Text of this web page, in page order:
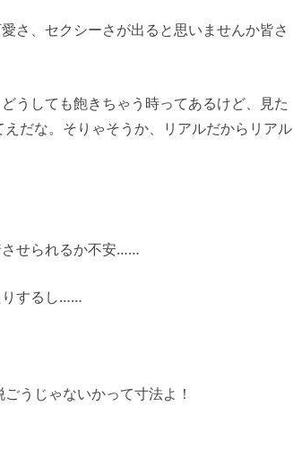
さ、セクシーさが出ると思いませんか皆さ
うしても飽きちゃう時ってあるけど、見た
だな。そりゃそうか、リアルだからリアル
させられるか不安……
りするし……
うじゃないかって寸法よ！